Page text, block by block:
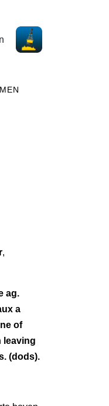
,
ag.
a
of
leaving
(dods).